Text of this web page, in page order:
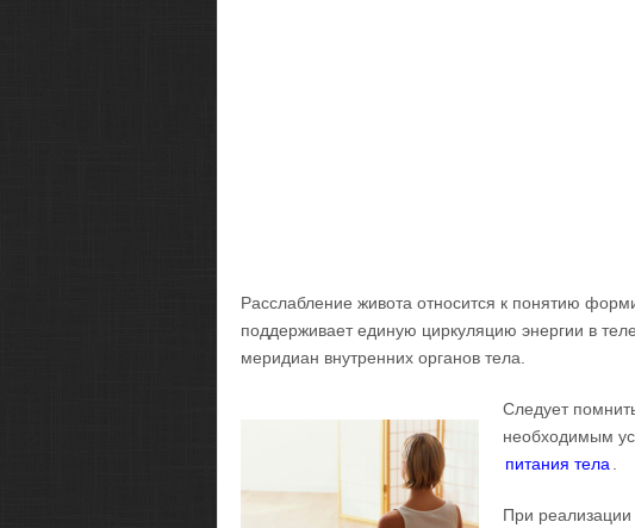
Расслабление живота относится к понятию
поддерживает единую циркуляцию энергии в
меридиан внутренних органов тела.
Следует
необходимым
питания тела
При реализации